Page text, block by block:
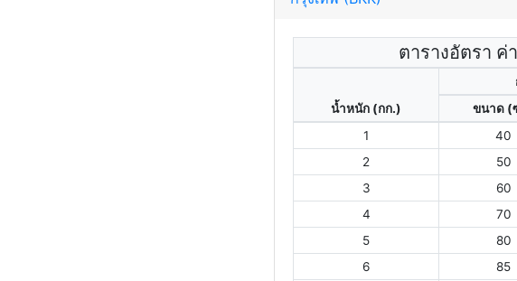
ตารางอัตรา ค่
น้ำหนัก (กก.)
ขนาด (
1
40
2
50
3
60
4
70
5
80
6
85